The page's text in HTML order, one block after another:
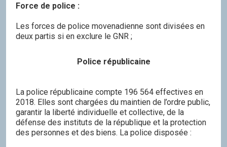
Force de police :
Les forces de police movenadienne sont divisées en
deux partis si en exclure le GNR ;
Police républicaine
La police républicaine compte 196 564 effectives en
2018. Elles sont chargées du maintien de l’ordre public,
garantir la liberté individuelle et collective, de la
défense des instituts de la république et la protection
des personnes et des biens. La police disposée :